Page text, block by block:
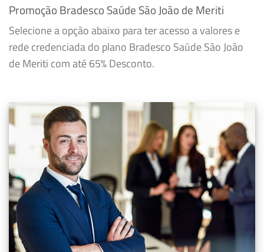
Promoção Bradesco Saúde São João de Meriti
Selecione a opção abaixo para ter acesso a valores e
rede credenciada do plano Bradesco Saúde São João
de Meriti com até 65% Desconto.